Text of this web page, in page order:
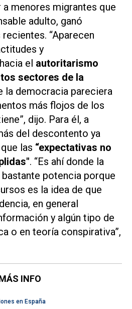
menores migrantes que
adulto, ganó
“Aparecen
y
el autoritarismo
sectores de la
la democracia pareciera
más flojos de los
dijo. Para él, a
del descontento ya
las “expectativas no
. “Es ahí donde la
potencia porque
es la idea de que
en general
y algún tipo de
o en teoría conspirativa”,
INFO
en España